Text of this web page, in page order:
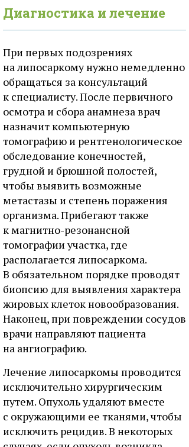
Диагностика и лечение
При первых подозрениях
на липосаркому нужно немедленно
обращаться за консультаций
к специалисту. После первичного
осмотра и сбора анамнеза врач
назначит компьютерную
томографию и рентгенологическое
обследование конечностей,
грудной и брюшной полостей,
чтобы выявить возможные
метастазы и степень поражения
организма. Прибегают также
к магнитно-резонансной
томографии участка, где
располагается липосаркома.
В обязательном порядке проводят
биопсию для выявления характера
жировых клеток новообразования.
Наконец, при повреждении сосудов
врачи направляют пациента
на ангиографию.
Лечение липосаркомы проводится
исключительно хирургическим
путем. Опухоль удаляют вместе
с окружающими ее тканями, чтобы
исключить рецидив. В некоторых